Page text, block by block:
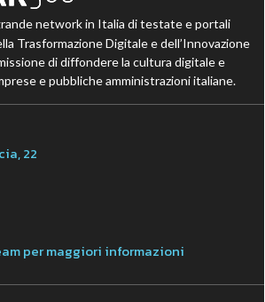
network in Italia di testate e portali
Trasformazione Digitale e dell’Innovazione
di diffondere la cultura digitale e
e pubbliche amministrazioni italiane.
22
per maggiori informazioni